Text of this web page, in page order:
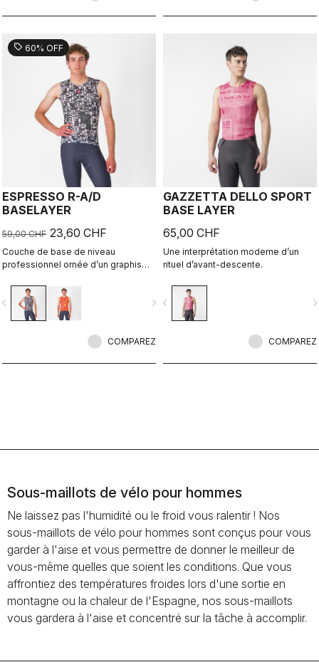
sell 60% OFF
ESPRESSO R-A/D
BASELAYER
59,00 CHF 23,60 CHF
Couche de base de niveau
professionnel ornée d’un graphisme
navigate_next
COMPAREZ
GAZZETTA DELLO SPORT
BASE LAYER
65,00 CHF
Une interprétation moderne d’un
rituel d’avant-descente.
navigate_before
COMPAREZ
Sous-maillots de vélo pour hommes
Ne laissez pas l'humidité ou le froid vous ralentir ! Nos
sous-maillots de vélo pour hommes sont conçus pour vous
garder à l'aise et vous permettre de donner le meilleur de
vous-même quelles que soient les conditions. Que vous
affrontiez des températures froides lors d'une sortie en
montagne ou la chaleur de l'Espagne, nos sous-maillots
vous gardera à l'aise et concentré sur la tâche à accomplir.